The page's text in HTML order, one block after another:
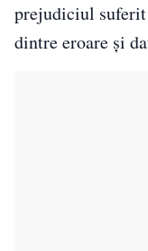
prejudiciul
dintre eroare și